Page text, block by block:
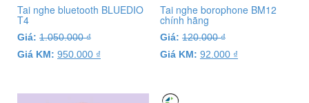
Tai nghe bluetooth BLUEDIO
T4
Giá: 1.050.000₫
Giá KM: 950.000 ₫
Tai nghe borophone BM12
chính hãng
Giá: 120.000₫
Giá KM: 92.000 ₫